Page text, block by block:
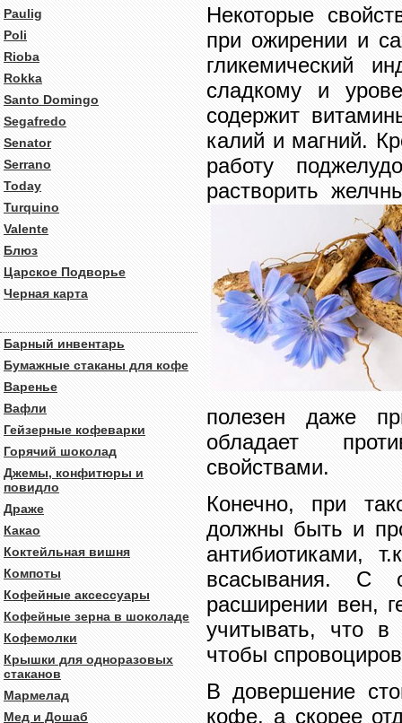
Paulig
Poli
Rioba
Rokka
Santo Domingo
Segafredo
Senator
Serrano
Today
Turquino
Valente
Блюз
Царское Подворье
Черная карта
Барный инвентарь
Бумажные стаканы для кофе
Варенье
Вафли
Гейзерные кофеварки
Горячий шоколад
Джемы, конфитюры и
повидло
Драже
Какао
Коктейльная вишня
Компоты
Кофейные аксессуары
Кофейные зерна в шоколаде
Кофемолки
Крышки для одноразовых
стаканов
Мармелад
Мед и Дошаб
Некоторые
при ожирении и
гликемический
сладкому и
содержит
калий и магний.
работу
растворить
полезен даже
обладает
свойствами.
Конечно, при
должны быть и
антибиотиками,
всасывания. С
расширении вен,
учитывать, что в
чтобы
В довершение
кофе, а скорее